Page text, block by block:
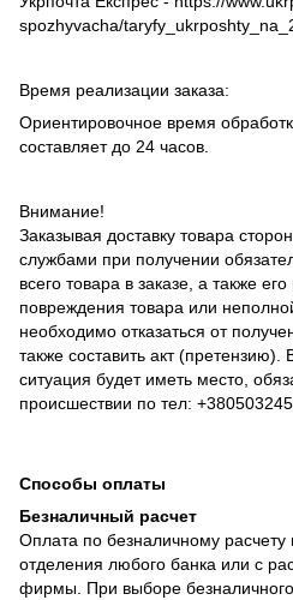
spozhyvacha/
Время реализации заказа:
Ориентировочное время
составляет до 24 часов.
Внимание!
Заказывая доставку товара
службами при получении
всего товара в заказе, а также
повреждения товара или
необходимо отказаться от
также составить акт (претензию).
ситуация будет иметь место,
происшествии по тел:
Способы оплаты
Безналичный расчет
Оплата по безналичному расчету
отделения любого банка или с
фирмы. При выборе